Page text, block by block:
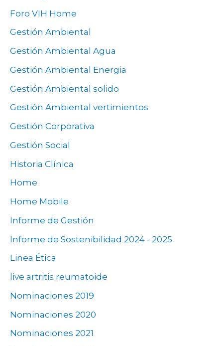
Foro VIH Home
Gestión Ambiental
Gestión Ambiental Agua
Gestión Ambiental Energia
Gestión Ambiental solido
Gestión Ambiental vertimientos
Gestión Corporativa
Gestión Social
Historia Clínica
Home
Home Mobile
Informe de Gestión
Informe de Sostenibilidad 2024 - 2025
Linea Ética
live artritis reumatoide
Nominaciones 2019
Nominaciones 2020
Nominaciones 2021